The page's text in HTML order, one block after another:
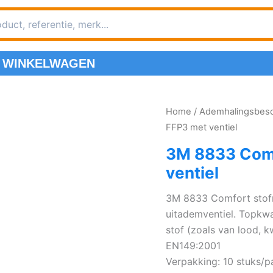
WINKELWAGEN
Home /
FFP3 met ventiel
3M 8833
ventiel
3M 8833 Comfort
uitademventiel.
stof (zoals van lood,
EN149:2001
Verpakking: 10 stuks/